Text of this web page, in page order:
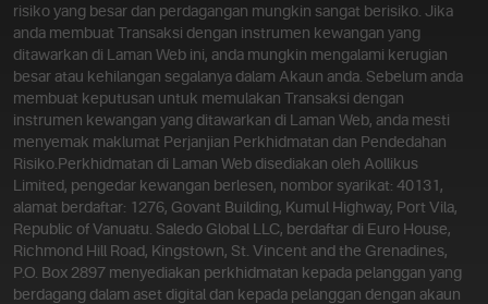
risiko yang besar dan perdagangan mungkin sangat berisiko. Jika
anda membuat Transaksi dengan instrumen kewangan yang
ditawarkan di Laman Web ini, anda mungkin mengalami kerugian
besar atau kehilangan segalanya dalam Akaun anda. Sebelum anda
membuat keputusan untuk memulakan Transaksi dengan
instrumen kewangan yang ditawarkan di Laman Web, anda mesti
menyemak maklumat Perjanjian Perkhidmatan dan Pendedahan
Risiko. Perkhidmatan di Laman Web disediakan oleh Aollikus
Limited, pengedar kewangan berlesen, nombor syarikat: 40131,
alamat berdaftar: 1276, Govant Building, Kumul Highway, Port Vila,
Republic of Vanuatu. Saledo Global LLC, berdaftar di Euro House,
Richmond Hill Road, Kingstown, St. Vincent and the Grenadines,
P.O. Box 2897 menyediakan perkhidmatan kepada pelanggan yang
berdagang dalam aset digital dan kepada pelanggan dengan akaun